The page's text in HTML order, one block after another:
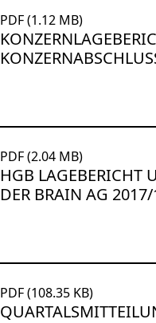
PDF (1.12 MB)
PDF (2.04 MB)
HGB LAGEBERICHT
DER BRAIN AG
PDF (108.35 KB)